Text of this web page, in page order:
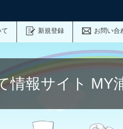
新規登録 お問い合
情報サイト MY